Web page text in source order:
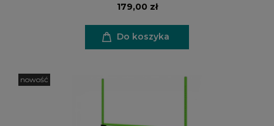
179,00 zł
Do koszyka
nowość